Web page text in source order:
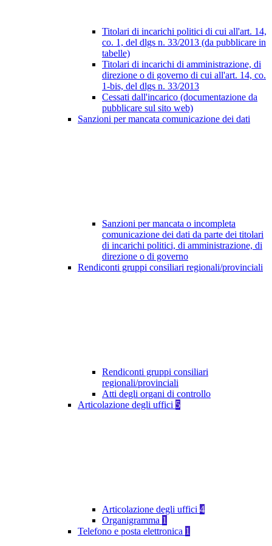
Titolari di incarichi politici di cui all'art. 14,
co. 1, del dlgs n. 33/2013 (da pubblicare in
tabelle)
Titolari di incarichi di amministrazione, di
direzione o di governo di cui all'art. 14, co.
1-bis, del dlgs n. 33/2013
Cessati dall'incarico (documentazione da
pubblicare sul sito web)
Sanzioni per mancata comunicazione dei dati
Sanzioni per mancata o incompleta
comunicazione dei dati da parte dei titolari
di incarichi politici, di amministrazione, di
direzione o di governo
Rendiconti gruppi consiliari regionali/provinciali
Rendiconti gruppi consiliari
regionali/provinciali
Atti degli organi di controllo
Articolazione degli uffici 5
Articolazione degli uffici 4
Organigramma 1
Telefono e posta elettronica 1